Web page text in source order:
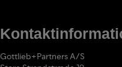
Gottlieb+Partners A/S